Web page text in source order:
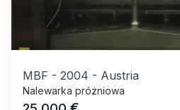
MBF - 2004 - Austria
Nalewarka próżniowa